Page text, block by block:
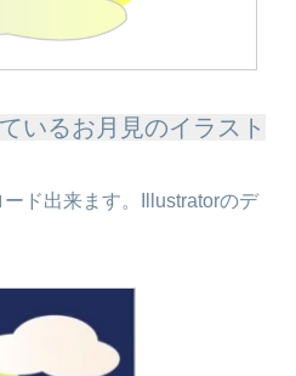
いるお月見のイラスト
ド出来ます。Illustratorのデ